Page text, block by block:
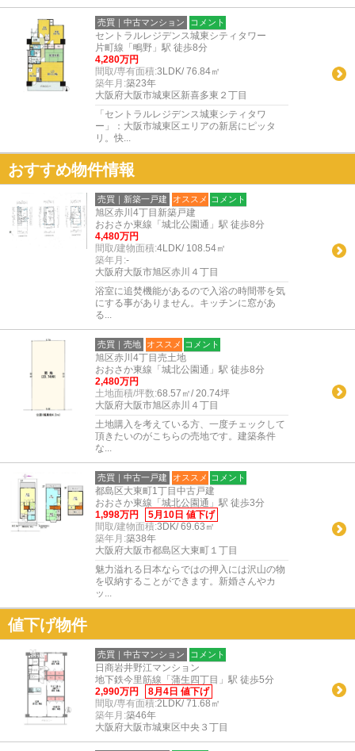
売買｜中古マンション コメント
セントラルレジデンス城東シティタワー
片町線「鴫野」駅 徒歩8分
4,280万円
間取/専有面積:3LDK/ 76.84㎡
築年月:築23年
大阪府大阪市城東区新喜多東２丁目
「セントラルレジデンス城東シティタワ
ー」：大阪市城東区エリアの新居にピッタ
リ。快...
おすすめ物件情報
売買｜新築一戸建 オススメ コメント
旭区赤川4丁目新築戸建
おおさか東線「城北公園通」駅 徒歩8分
4,480万円
間取/建物面積:4LDK/ 108.54㎡
築年月:-
大阪府大阪市旭区赤川４丁目
浴室に追焚機能があるので入浴の時間帯を気
にする事がありません。キッチンに窓があ
る...
売買｜売地 オススメ コメント
旭区赤川4丁目売土地
おおさか東線「城北公園通」駅 徒歩8分
2,480万円
土地面積/坪数:68.57㎡/ 20.74坪
大阪府大阪市旭区赤川４丁目
土地購入を考えている方、一度チェックして
頂きたいのがこちらの売地です。建築条件
な...
売買｜中古一戸建 オススメ コメント
都島区大東町1丁目中古戸建
おおさか東線「城北公園通」駅 徒歩3分
1,998万円
5月10日 値下げ
間取/建物面積:3DK/ 69.63㎡
築年月:築38年
大阪府大阪市都島区大東町１丁目
魅力溢れる日本ならではの押入には沢山の物
を収納することができます。新婚さんやカ
ッ...
値下げ物件
売買｜中古マンション コメント
日商岩井野江マンション
地下鉄今里筋線「蒲生四丁目」駅 徒歩5分
2,990万円
8月4日 値下げ
間取/専有面積:2LDK/ 71.68㎡
築年月:築46年
大阪府大阪市城東区中央３丁目